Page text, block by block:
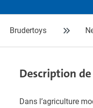
Brudertoys
Description
Dans l’agriculture